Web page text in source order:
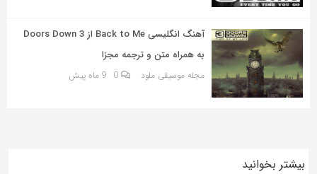
به
اشتراک
بگذارید.
کپی
آهنگ انگلیسی Back to Me از 3 Doors Down
به همراه متن و ترجمه مجزا
مجله موسیقی ملود 0 9 ماه پیش
بیشتر بخوانید